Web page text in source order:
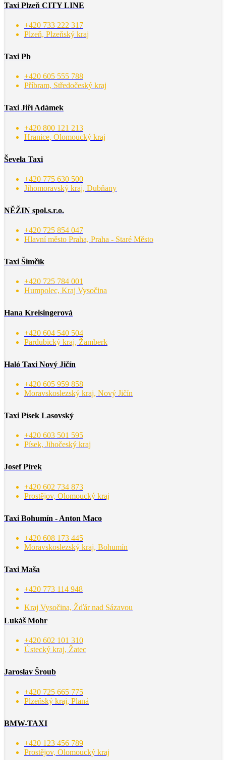
Taxi Plzeň CITY LINE
+420 733 222 317
Plzeň, Plzeňský kraj
Taxi Pb
+420 605 555 788
Příbram, Středočeský kraj
Taxi Jiří Adámek
+420 800 121 213
Hranice, Olomoucký kraj
Ševela Taxi
+420 775 630 500
Jihomoravský kraj, Dubňany
NĚŽIN spol.s.r.o.
+420 725 854 047
Hlavní město Praha, Praha - Staré Město
Taxi Šimčík
+420 725 784 001
Humpolec, Kraj Vysočina
Hana Kreisingerová
+420 604 540 504
Pardubický kraj, Žamberk
Haló Taxi Nový Jičín
+420 605 959 858
Moravskoslezský kraj, Nový Jičín
Taxi Písek Lasovský
+420 603 501 595
Písek, Jihočeský kraj
Josef Pírek
+420 602 734 873
Prostějov, Olomoucký kraj
Taxi Bohumín - Anton Maco
+420 608 173 445
Moravskoslezský kraj, Bohumín
Taxi Maša
+420 773 114 948
Kraj Vysočina, Žďár nad Sázavou
Lukáš Mohr
+420 602 101 310
Ústecký kraj, Žatec
Jaroslav Šroub
+420 725 665 775
Plzeňský kraj, Planá
BMW-TAXI
+420 123 456 789
Prostějov, Olomoucký kraj